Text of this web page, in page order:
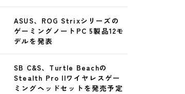
ASUS、ROG Strixシリーズの
ゲーミングノートPC 5製品12モ
デルを発表
SB C&S、Turtle Beachの
Stealth Pro IIワイヤレスゲー
ミングヘッドセットを発売予定